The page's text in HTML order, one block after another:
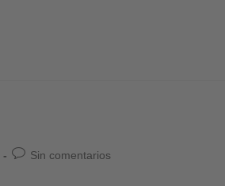
Sin comentarios